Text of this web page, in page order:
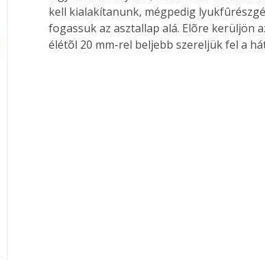
kell kialakítanunk, mégpedig
fogassuk az asztallap alá. Elõre kerüljön
élétõl 20 mm-rel beljebb szereljük fel a